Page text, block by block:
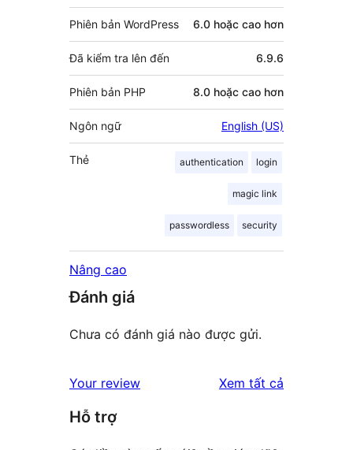
Phiên bản WordPress 6.0 hoặc cao hơn
Đã kiểm tra lên đến 6.9.6
Phiên bản PHP 8.0 hoặc cao hơn
Ngôn ngữ English (US)
Thẻ authentication login
magic link
passwordless security
Nâng cao
Đánh giá
Chưa có đánh giá nào được gửi.
Your review Xem tất cả
Hỗ trợ